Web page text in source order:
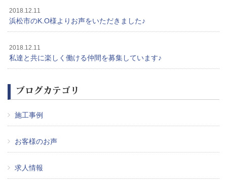
2018.12.11
浜松市のK.O様よりお声をいただきました♪
2018.12.11
私達と共に楽しく働ける仲間を募集しています♪
ブログカテゴリ
施工事例
お客様のお声
求人情報